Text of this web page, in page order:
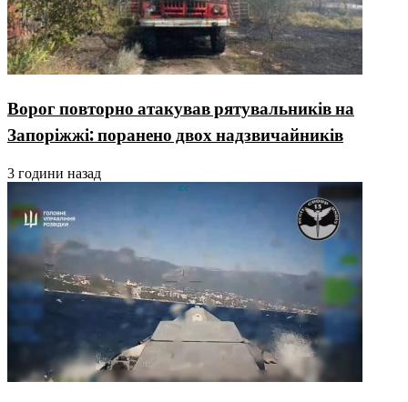
Ворог повторно атакував рятувальників на
Запоріжжі: поранено двох надзвичайників
3 години назад